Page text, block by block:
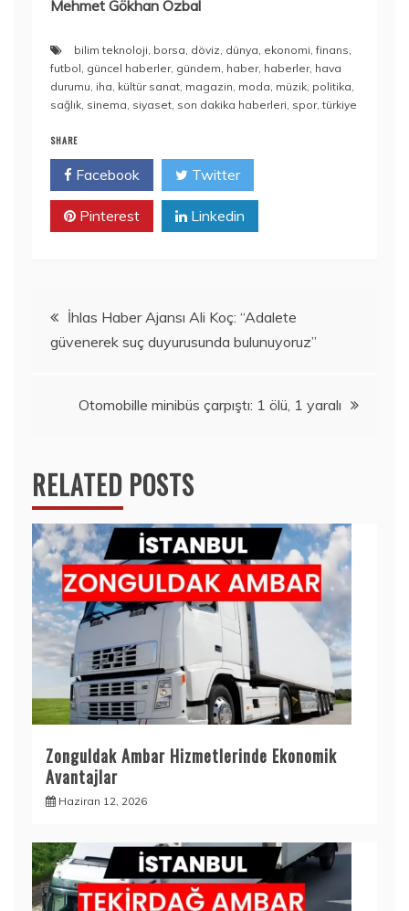
Mehmet Gökhan Özbal
bilim teknoloji, borsa, döviz, dünya, ekonomi,finans,
futbol, güncel haberler, gündem, haber, haberler, hava
durumu, iha, kültür sanat, magazin, moda, müzik, politika,
sağlık, sinema, siyaset, son dakika haberleri, spor,türkiye
SHARE
Facebook Twitter
Pinterest Linkedin
Yazı
gezinmesi
İhlas Haber Ajansı Ali Koç: “Adalete
güvenerek suç duyurusunda bulunuyoruz”
Otomobille minibüs çarpıştı: 1 ölü, 1 yaralı
RELATED POSTS
Zonguldak Ambar Hizmetlerinde Ekonomik
Avantajlar
Haziran 12, 2026